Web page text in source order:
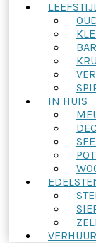
IN HUIS
VERHUUR